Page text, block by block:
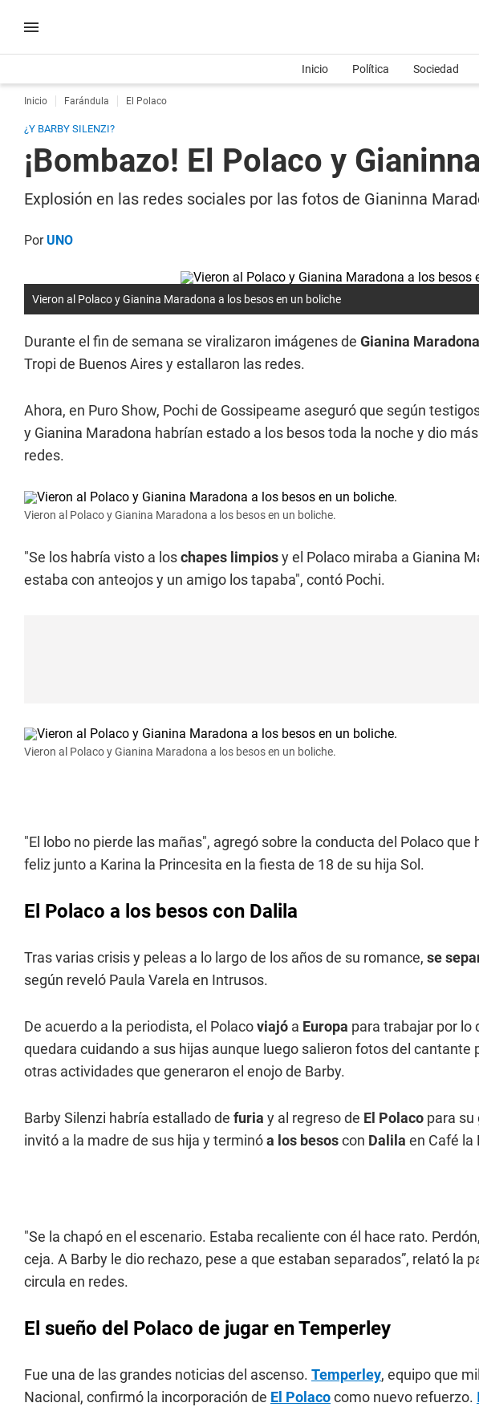
Inicio Política Sociedad
Inicio Farándula El Polaco
¿Y BARBY SILENZI?
¡Bombazo! El Polaco y
Explosión en las redes sociales por las fotos de Gianinna
PorUNO
Vieron al Polaco y Gianina Maradona a los besos en un boliche
Durante el fin de semana se viralizaron imágenes de Gianina Maradona
Tropi de Buenos Aires y estallaron las redes.
Ahora, en Puro Show, Pochi de Gossipeame aseguró que según
y Gianina Maradona habrían estado a los besos toda la noche y dio
redes.
Vieron al Polaco y Gianina Maradona a los besos en un boliche.
"Se los habría visto a loschapes limpiosy el Polaco miraba a Gianina
estaba con anteojos y un amigo los tapaba", contó Pochi.
Vieron al Polaco y Gianina Maradona a los besos en un boliche.
"El lobo no pierde las mañas", agregó sobre la conducta del Polaco
feliz junto a Karina la Princesita en la fiesta de 18 de su hija Sol.
El Polaco a los besos con Dalila
Tras varias crisis y peleas a lo largo de los años de su romance, se
según reveló Paula Varela en Intrusos.
De acuerdo a la periodista, el Polacoviajó a Europa para trabajar por lo
quedara cuidando a sus hijas aunque luego salieron fotos del cantante
otras actividades que generaron el enojo de Barby.
Barby Silenzi habría estallado de furia y al regreso de El Polaco para su
invitó a la madre de sus hija y terminóa los besoscon Dalila en Café la
"Se la chapó en el escenario. Estaba recaliente con él hace rato.
ceja. A Barby le dio rechazo, pese a que estaban separados”, relató la
circula en redes.
El sueño del Polaco de jugar en Temperley
Fue una de las grandes noticias del ascenso. Temperley, equipo que
Nacional, confirmó la incorporación de El Polacocomo nuevo refuerzo.